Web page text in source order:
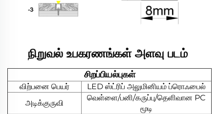
நிறுவல் உபகரணங்கள் அளவு படம்
சிறப்பியல்புகள்
விற்பனை பெயர்
LED ஸ்ட்ரிப் அலுமினியம் ப்ரொஃபைல்
அடிக்குருவி
வெள்ளை/பனி/கருப்பு/தெளிவான PC
மூடி